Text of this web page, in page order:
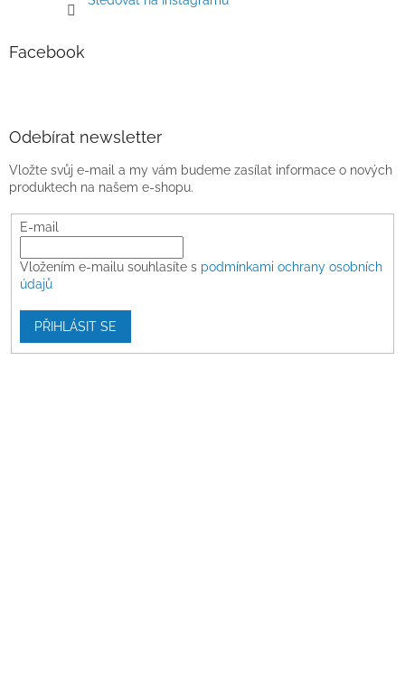
Facebook
Odebírat newsletter
Vložte svůj e-mail a my vám budeme zasílat informace o nových
produktech na našem e-shopu.
E-mail
Vložením e-mailu souhlasíte s podmínkami ochrany osobních
údajů
PŘIHLÁSIT SE